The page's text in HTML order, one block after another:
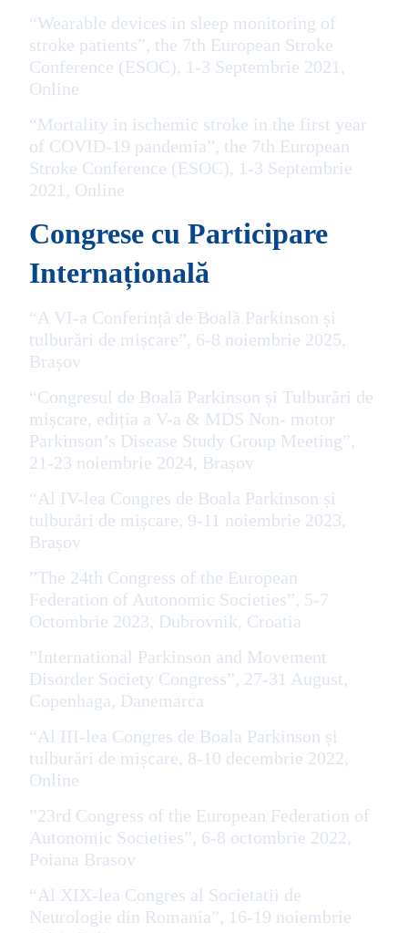
“Wearable devices in sleep monitoring of
stroke patients”, the 7th European Stroke
Conference (ESOC), 1-3 Septembrie 2021,
Online
“Mortality in ischemic stroke in the first year
of COVID-19 pandemia”, the 7th European
Stroke Conference (ESOC), 1-3 Septembrie
2021, Online
Congrese cu Participare
Internațională
“A VI-a Conferință de Boală Parkinson și
tulburări de mișcare”, 6-8 noiembrie 2025,
Brașov
“Congresul de Boală Parkinson și Tulburări de
mișcare, ediția a V-a & MDS Non- motor
Parkinson’s Disease Study Group Meeting”,
21-23 noiembrie 2024, Brașov
“Al IV-lea Congres de Boala Parkinson și
tulburări de mișcare, 9-11 noiembrie 2023,
Brașov
”The 24th Congress of the European
Federation of Autonomic Societies”, 5-7
Octombrie 2023, Dubrovnik, Croatia
”International Parkinson and Movement
Disorder Society Congress”, 27-31 August,
Copenhaga, Danemarca
“Al III-lea Congres de Boala Parkinson și
tulburări de mișcare, 8-10 decembrie 2022,
Online
”23rd Congress of the European Federation of
Autonomic Societies”, 6-8 octombrie 2022,
Poiana Brasov
“Al XIX-lea Congres al Societatii de
Neurologie din Romania”, 16-19 noiembrie